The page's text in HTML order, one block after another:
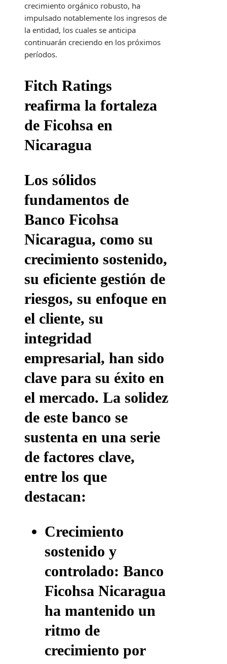
crecimiento orgánico robusto, ha
impulsado notablemente los ingresos de
la entidad, los cuales se anticipa
continuarán creciendo en los próximos
períodos.
Fitch Ratings
reafirma la fortaleza
de Ficohsa en
Nicaragua
Los sólidos
fundamentos de
Banco Ficohsa
Nicaragua, como su
crecimiento sostenido,
su eficiente gestión de
riesgos, su enfoque en
el cliente, su
integridad
empresarial, han sido
clave para su éxito en
el mercado. La solidez
de este banco se
sustenta en una serie
de factores clave,
entre los que
destacan:
Crecimiento
sostenido y
controlado: Banco
Ficohsa Nicaragua
ha mantenido un
ritmo de
crecimiento por